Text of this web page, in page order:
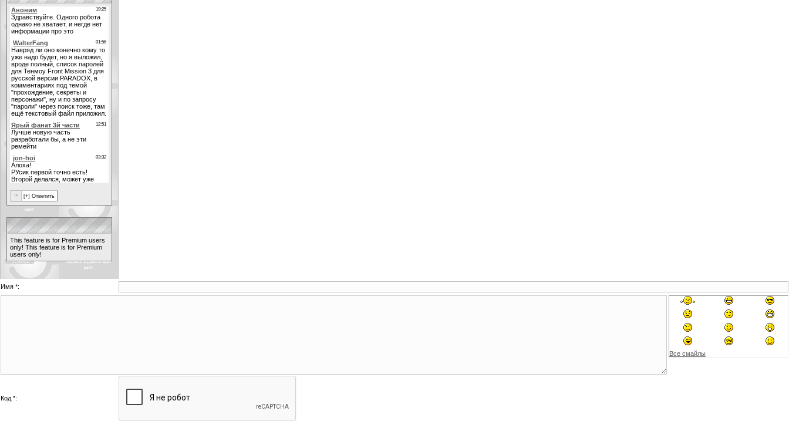
This feature is for Premium users
only! This feature is for Premium
users only!
Имя *:
Все смайлы
Код *: